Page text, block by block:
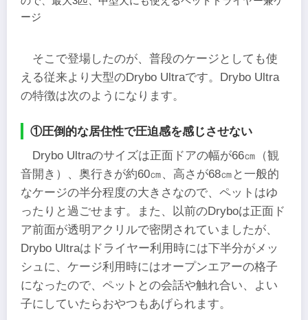
ージ
そこで登場したのが、普段のケージとしても使
える従来より大型のDrybo Ultraです。Drybo Ultra
の特徴は次のようになります。
①圧倒的な居住性で圧迫感を感じさせない
Drybo Ultraのサイズは正面ドアの幅が66㎝（観
音開き）、奥行きが約60㎝、高さが68㎝と一般的
なケージの半分程度の大きさなので、ペットはゆ
ったりと過ごせます。また、以前のDryboは正面ド
ア前面が透明アクリルで密閉されていましたが、
Drybo Ultraはドライヤー利用時には下半分がメッ
シュに、ケージ利用時にはオープンエアーの格子
になったので、ペットとの会話や触れ合い、よい
子にしていたらおやつもあげられます。